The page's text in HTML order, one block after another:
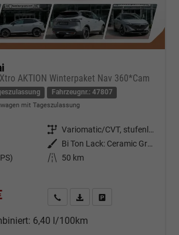
AKTION Winterpaket Nav 360*Cam
Fahrzeugnr.: 47807
mit Tageszulassung
Getriebe
Variomatic/CVT, stufenlos
Außenfarbe
Bi Ton Lack: Ceramic Grey (KBY) mit Dachfarbe Black Metallic (Z11)
Kilometerstand
50 km
Kontakt & Angebot anfordern
PDF-Datei, Fahrzeugexposé
6,40 l/100km